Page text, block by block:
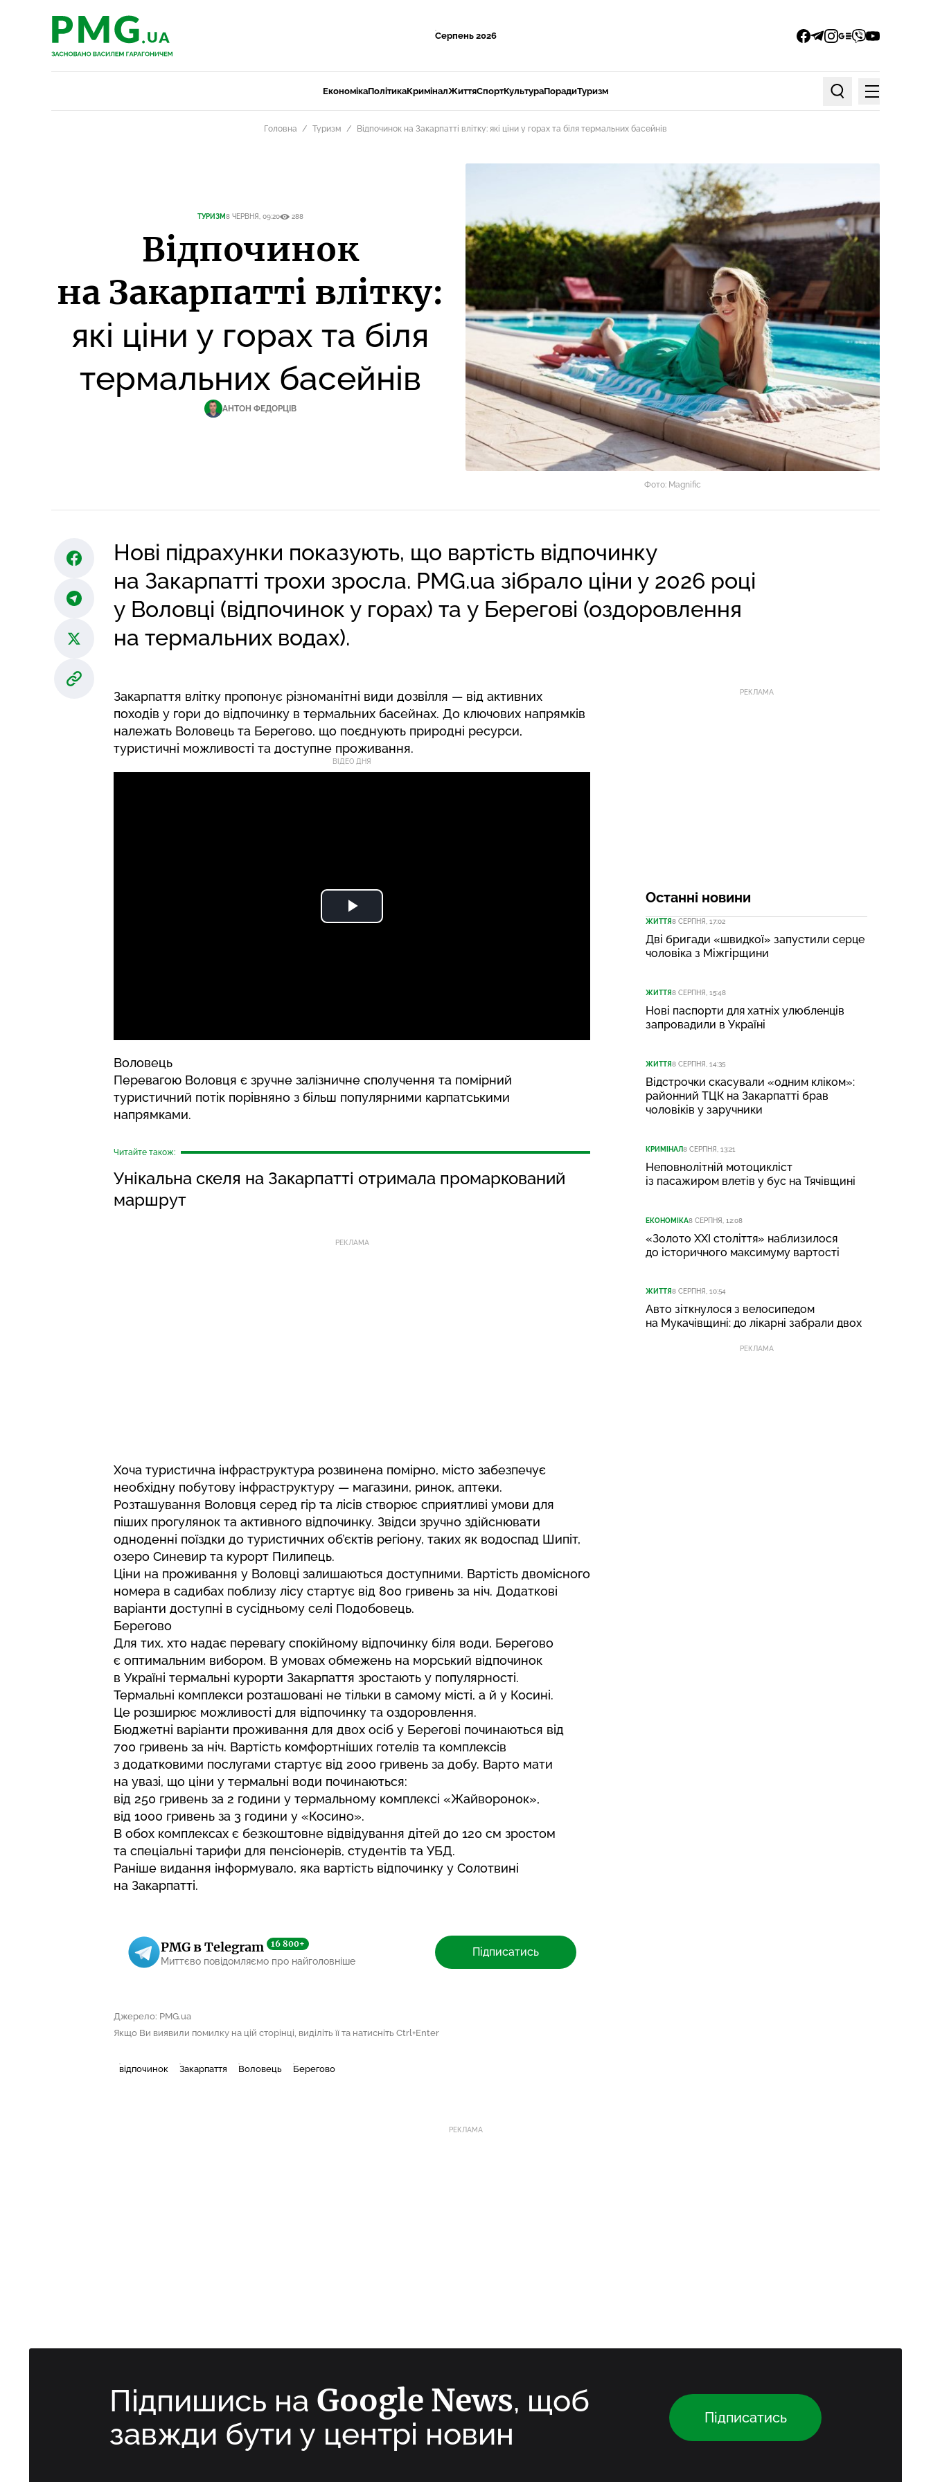
PMG.ua
Серпень 2026
facebook
telegram
instagram
google_news
viberyoutube
PMG.ua
ЕкономікаПолітикаКриміналЖиттяСпортКультураПорадиТуризм
Пошук по статтях
Меню
Головна Туризм Відпочинок на Закарпатті влітку: які ціни у горах та біля термальних басейнів
ТУРИЗМ8 ЧЕРВНЯ, 09:20 288
Відпочинок
на Закарпатті влітку:
які ціни у горах та біля
термальних басейнів
АНТОН ФЕДОРЦІВ
Фото: Magnific
Нові підрахунки показують, що вартість відпочинку
на Закарпатті трохи зросла. PMG.ua зібрало ціни у 2026 році
у Воловці (відпочинок у горах) та у Берегові (оздоровлення
на термальних водах).
Закарпаття влітку пропонує різноманітні види дозвілля — від активних
походів у гори до відпочинку в термальних басейнах. До ключових напрямків
належать Воловець та Берегово, що поєднують природні ресурси,
туристичні можливості та доступне проживання.
ВІДЕО ДНЯ
Воловець
Перевагою Воловця є зручне залізничне сполучення та помірний
туристичний потік порівняно з більш популярними карпатськими
напрямками.
Читайте також:
Унікальна скеля на Закарпатті отримала промаркований
маршрут
РЕКЛАМА
Хоча туристична інфраструктура розвинена помірно, місто забезпечує
необхідну побутову інфраструктуру — магазини, ринок, аптеки.
Розташування Воловця серед гір та лісів створює сприятливі умови для
піших прогулянок та активного відпочинку. Звідси зручно здійснювати
одноденні поїздки до туристичних об’єктів регіону, таких як водоспад Шипіт,
озеро Синевир та курорт Пилипець.
Ціни на проживання у Воловці залишаються доступними. Вартість двомісного
номера в садибах поблизу лісу стартує від 800 гривень за ніч. Додаткові
варіанти доступні в сусідньому селі Подобовець.
Берегово
Для тих, хто надає перевагу спокійному відпочинку біля води, Берегово
є оптимальним вибором. В умовах обмежень на морський відпочинок
в Україні термальні курорти Закарпаття зростають у популярності.
Термальні комплекси розташовані не тільки в самому місті, а й у Косині.
Це розширює можливості для відпочинку та оздоровлення.
Бюджетні варіанти проживання для двох осіб у Берегові починаються від
700 гривень за ніч. Вартість комфортніших готелів та комплексів
з додатковими послугами стартує від 2000 гривень за добу. Варто мати
на увазі, що ціни у термальні води починаються:
від 250 гривень за 2 години у термальному комплексі «Жайворонок»,
від 1000 гривень за 3 години у «Косино».
В обох комплексах є безкоштовне відвідування дітей до 120 см зростом
та спеціальні тарифи для пенсіонерів, студентів та УБД.
Раніше видання інформувало, яка вартість відпочинку у Солотвині
на Закарпатті.
PMG в Telegram 16 800+
Миттєво повідомляємо про найголовніше
Підписатись
Джерело: PMG.ua
Якщо Ви виявили помилку на цій сторінці, виділіть її та натисніть Ctrl+Enter
відпочинок Закарпаття Воловець Берегово
РЕКЛАМА
Останні новини
ЖИТТЯ8 СЕРПНЯ, 17:02
Дві бригади «швидкої» запустили серце
чоловіка з Міжгірщини
ЖИТТЯ8 СЕРПНЯ, 15:48
Нові паспорти для хатніх улюбленців
запровадили в Україні
ЖИТТЯ8 СЕРПНЯ, 14:35
Відстрочки скасували «одним кліком»:
районний ТЦК на Закарпатті брав
чоловіків у заручники
КРИМІНАЛ8 СЕРПНЯ, 13:21
Неповнолітній мотоцикліст
із пасажиром влетів у бус на Тячівщині
ЕКОНОМІКА8 СЕРПНЯ, 12:08
«Золото XXI століття» наблизилося
до історичного максимуму вартості
ЖИТТЯ8 СЕРПНЯ, 10:54
Авто зіткнулося з велосипедом
на Мукачівщині: до лікарні забрали двох
РЕКЛАМА
РЕКЛАМА
Підпишись на Google News, щоб
завжди бути у центрі новин
Підписатись